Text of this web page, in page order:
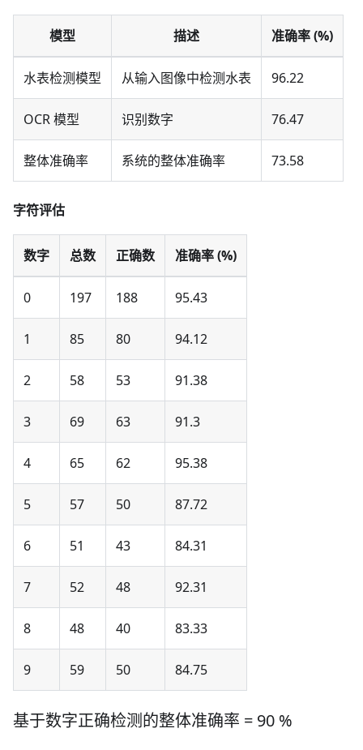
模型 描述 准确率 (%)
水表检测模型 从输入图像中检测水表 96.22
OCR 模型 识别数字 76.47
整体准确率 系统的整体准确率 73.58
字符评估
数字 总数 正确数 准确率 (%)
0 197 188 95.43
1 85 80 94.12
2 58 53 91.38
3 69 63 91.3
4 65 62 95.38
5 57 50 87.72
6 51 43 84.31
7 52 48 92.31
8 48 40 83.33
9 59 50 84.75
基于数字正确检测的整体准确率 = 90 %